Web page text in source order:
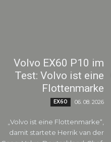
Volvo EX60 P10 im
Test: Volvo ist eine
Flottenmarke
EX60 06. 08. 2026
„Volvo ist eine Flottenmarke“,
damit startete Herrik van der